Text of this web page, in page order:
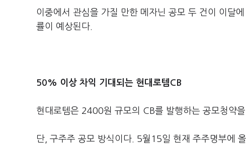
이중에서 관심을 가질 만한 메자닌 공모 두 건이 이달
률이 예상된다.
50% 이상 차익 기대되는 현대로템CB
현대로템은 2400원 규모의 CB를 발행하는 공모청약
단, 구주주 공모 방식이다. 5월15일 현재 주주명부에